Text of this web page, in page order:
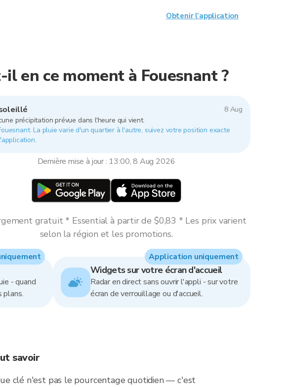
il en ce moment à Fouesnant ?
8 Aug
précipitation prévue dans l'heure qui vient.
La pluie varie d'un quartier à l'autre, suivez votre position exacte
Dernière mise à jour : 13:00, 8 Aug 2026
gratuit * Essential à partir de $0,83 * Les prix varient
selon la région et les promotions.
- quand
plans.
Widgets sur votre écran d'accueil
Radar en direct sans ouvrir l'appli - sur votre
écran de verrouillage ou d'accueil.
Application uniquement
savoir
clé n'est pas le pourcentage quotidien — c'est
Obtenir l’application